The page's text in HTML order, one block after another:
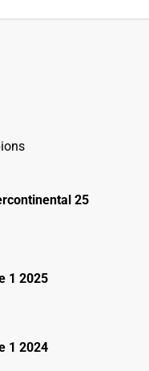
25
1 2025
1 2024